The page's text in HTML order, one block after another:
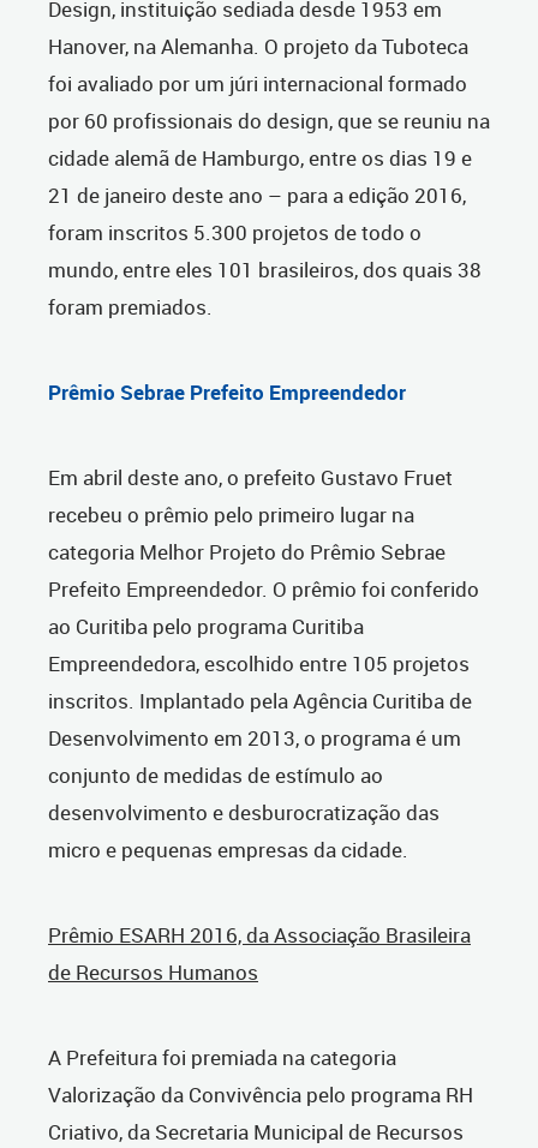
Design, instituição sediada desde 1953 em
Hanover, na Alemanha. O projeto da Tuboteca
foi avaliado por um júri internacional formado
por 60 profissionais do design, que se reuniu na
cidade alemã de Hamburgo, entre os dias 19 e
21 de janeiro deste ano – para a edição 2016,
foram inscritos 5.300 projetos de todo o
mundo, entre eles 101 brasileiros, dos quais 38
foram premiados.
Prêmio Sebrae Prefeito Empreendedor
Em abril deste ano, o prefeito Gustavo Fruet
recebeu o prêmio pelo primeiro lugar na
categoria Melhor Projeto do Prêmio Sebrae
Prefeito Empreendedor. O prêmio foi conferido
ao Curitiba pelo programa Curitiba
Empreendedora, escolhido entre 105 projetos
inscritos. Implantado pela Agência Curitiba de
Desenvolvimento em 2013, o programa é um
conjunto de medidas de estímulo ao
desenvolvimento e desburocratização das
micro e pequenas empresas da cidade.
Prêmio ESARH 2016, da Associação Brasileira
de Recursos Humanos
A Prefeitura foi premiada na categoria
Valorização da Convivência pelo programa RH
Criativo, da Secretaria Municipal de Recursos